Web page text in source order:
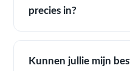
precies in?
Kunnen jullie mijn